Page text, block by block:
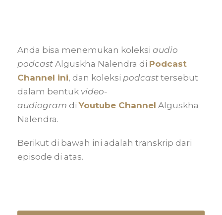
Anda bisa menemukan koleksi audio
podcast Alguskha Nalendra di Podcast
Channel ini, dan koleksi podcast tersebut
dalam bentuk video-
audiogram diYoutube Channel Alguskha
Nalendra.
Berikut di bawah ini adalah transkrip dari
episode di atas.